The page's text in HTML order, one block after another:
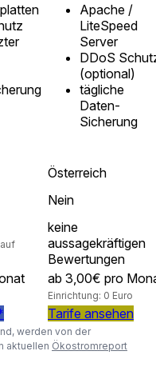
Apache /
LiteSpeed
Server
DDoS
(optional)
tägliche
Daten-
Sicherung
Österreich
Nein
keine
aussagekräftigen
Bewertungen
ab 3,00€ pro
Einrichtung: 0 Euro
Tarife ansehen
werden von der
aktuellen Ökostromreport